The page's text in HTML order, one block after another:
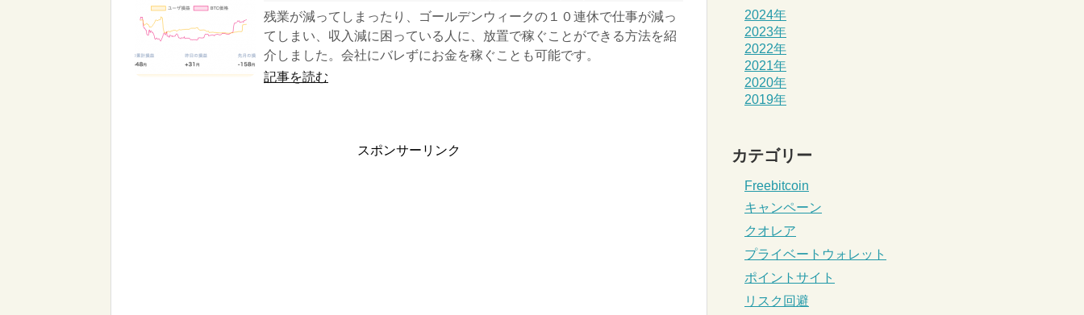
残業が減ってしまったり、ゴールデンウィークの１０連休で仕事が減っ
てしまい、収入減に困っている人に、放置で稼ぐことができる方法を紹
介しました。会社にバレずにお金を稼ぐことも可能です。
記事を読む
スポンサーリンク
2024年
2023年
2022年
2021年
2020年
2019年
カテゴリー
Freebitcoin
キャンペーン
クオレア
プライベートウォレット
ポイントサイト
リスク回避